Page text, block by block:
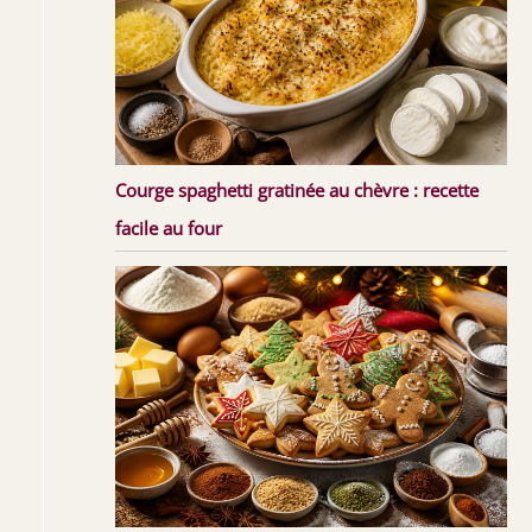
Courge spaghetti gratinée au chèvre : recette
facile au four